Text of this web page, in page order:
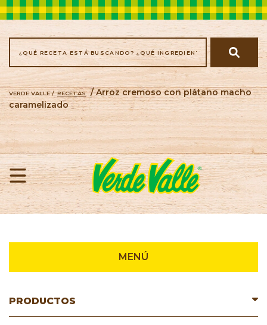
VERDE VALLE / RECETAS
/ Arroz cremoso con plátano macho
caramelizado
MENÚ
PRODUCTOS